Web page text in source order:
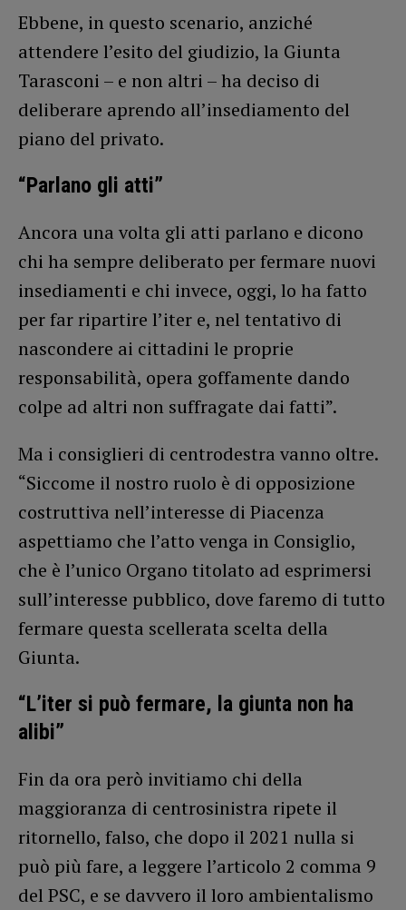
Ebbene, in questo scenario, anziché
attendere l’esito del giudizio, la Giunta
Tarasconi – e non altri – ha deciso di
deliberare aprendo all’insediamento del
piano del privato.
“Parlano gli atti”
Ancora una volta gli atti parlano e dicono
chi ha sempre deliberato per fermare nuovi
insediamenti e chi invece, oggi, lo ha fatto
per far ripartire l’iter e, nel tentativo di
nascondere ai cittadini le proprie
responsabilità, opera goffamente dando
colpe ad altri non suffragate dai fatti”.
Ma i consiglieri di centrodestra vanno oltre.
“Siccome il nostro ruolo è di opposizione
costruttiva nell’interesse di Piacenza
aspettiamo che l’atto venga in Consiglio,
che è l’unico Organo titolato ad esprimersi
sull’interesse pubblico, dove faremo di tutto
fermare questa scellerata scelta della
Giunta.
“L’iter si può fermare, la giunta non ha
alibi”
Fin da ora però invitiamo chi della
maggioranza di centrosinistra ripete il
ritornello, falso, che dopo il 2021 nulla si
può più fare, a leggere l’articolo 2 comma 9
del PSC, e se davvero il loro ambientalismo